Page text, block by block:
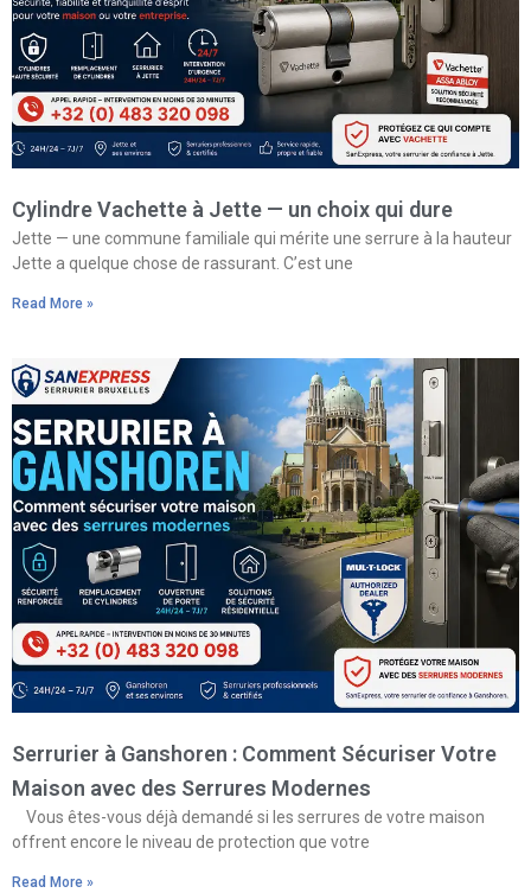
Cylindre Vachette à Jette — un choix qui dure
Jette — une commune familiale qui mérite une serrure à la hauteur
Jette a quelque chose de rassurant. C’est une
Read More »
Serrurier à Ganshoren : Comment Sécuriser Votre
Maison avec des Serrures Modernes
Vous êtes-vous déjà demandé si les serrures de votre maison
offrent encore le niveau de protection que votre
Read More »